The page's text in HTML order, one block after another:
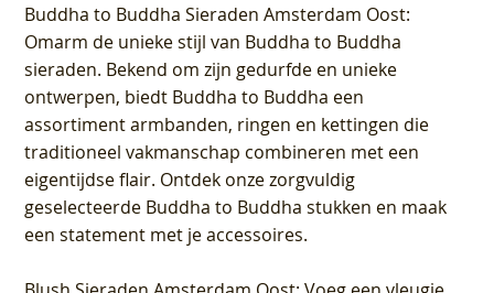
Buddha to Buddha Sieraden Amsterdam Oost:
Omarm de unieke stijl van Buddha to Buddha
sieraden. Bekend om zijn gedurfde en unieke
ontwerpen, biedt Buddha to Buddha een
assortiment armbanden, ringen en kettingen die
traditioneel vakmanschap combineren met een
eigentijdse flair. Ontdek onze zorgvuldig
geselecteerde Buddha to Buddha stukken en maak
een statement met je accessoires.